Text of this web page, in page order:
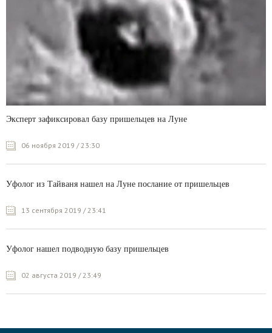
Эксперт зафиксировал базу пришельцев на Луне
06 ноября 2019 / 23:30
Уфолог из Тайваня нашел на Луне послание от пришельцев
13 сентября 2019 / 23:41
Уфолог нашел подводную базу пришельцев
02 августа 2019 / 23:49